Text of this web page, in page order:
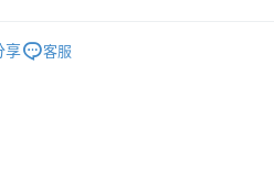
付
享 客服